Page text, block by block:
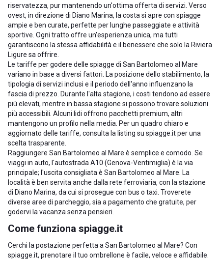
riservatezza, pur mantenendo un'ottima offerta di servizi. Verso
ovest, in direzione di Diano Marina, la costa si apre con spiagge
ampie e ben curate, perfette per lunghe passeggiate e attività
sportive. Ogni tratto offre un'esperienza unica, ma tutti
garantiscono la stessa affidabilità e il benessere che solo la Riviera
Ligure sa offrire.
Le tariffe per godere delle spiagge di San Bartolomeo al Mare
variano in base a diversi fattori. La posizione dello stabilimento, la
tipologia di servizi inclusi e il periodo dell'anno influenzano la
fascia di prezzo. Durante l'alta stagione, i costi tendono ad essere
più elevati, mentre in bassa stagione si possono trovare soluzioni
più accessibili. Alcuni lidi offrono pacchetti premium, altri
mantengono un profilo nella media. Per un quadro chiaro e
aggiornato delle tariffe, consulta la listing su spiagge.it per una
scelta trasparente.
Raggiungere San Bartolomeo al Mare è semplice e comodo. Se
viaggi in auto, l'autostrada A10 (Genova-Ventimiglia) è la via
principale; l'uscita consigliata è San Bartolomeo al Mare. La
località è ben servita anche dalla rete ferroviaria, con la stazione
di Diano Marina, da cui si prosegue con bus o taxi. Troverete
diverse aree di parcheggio, sia a pagamento che gratuite, per
godervi la vacanza senza pensieri.
Come funziona spiagge.it
Cerchi la postazione perfetta a San Bartolomeo al Mare? Con
spiagge.it, prenotare il tuo ombrellone è facile, veloce e affidabile.